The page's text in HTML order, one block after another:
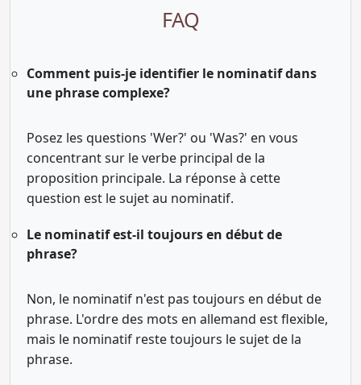
FAQ
Comment puis-je identifier le nominatif dans
une phrase complexe?
Posez les questions 'Wer?' ou 'Was?' en vous
concentrant sur le verbe principal de la
proposition principale. La réponse à cette
question est le sujet au nominatif.
Le nominatif est-il toujours en début de
phrase?
Non, le nominatif n'est pas toujours en début de
phrase. L'ordre des mots en allemand est flexible,
mais le nominatif reste toujours le sujet de la
phrase.